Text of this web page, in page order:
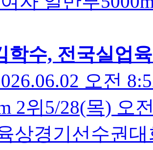
학수, 전국실업
오전
2위5/28(목) 오
상경기선수권